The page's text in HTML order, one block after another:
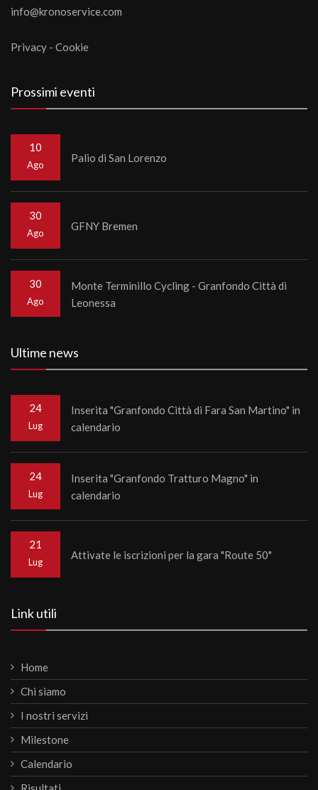
info@kronoservice.com
Privacy - Cookie
Prossimi eventi
10
Ago
Palio di San Lorenzo
30
Ago
GFNY Bremen
30
Ago
Monte Terminillo Cycling - Granfondo Città di
Leonessa
Ultime news
24
Lug
Inserita "Granfondo Città di Fara San Martino" in
calendario
24
Lug
Inserita "Granfondo Tratturo Magno" in
calendario
21
Lug
Attivate le iscrizioni per la gara "Route 50"
Link utili
Home
Chi siamo
I nostri servizi
Milestone
Calendario